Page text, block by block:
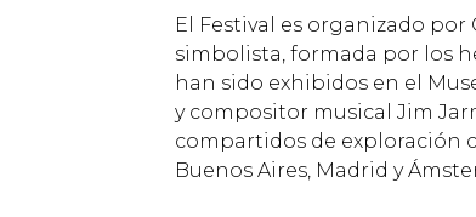
El Festival es organizado
simbolista, formada por los
han sido exhibidos en el
y compositor musical Jim
compartidos de exploración
Buenos Aires, Madrid y